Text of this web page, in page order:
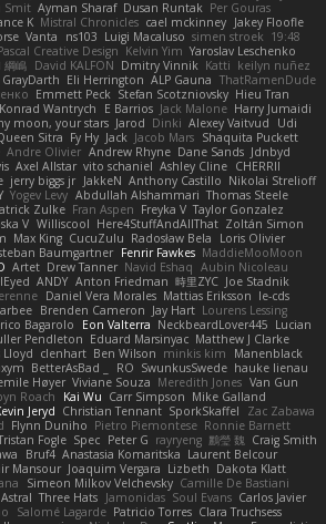
Smit Ayman Sharaf Dusan Runtak Per Gouras
K Mistral Chronicles cael mckinney Jakey Floofle
Vanta ns103 Luigi Macaluso simen stroek 19:48
Creative Design Kelvin Yim Yaroslav Leschenko
綱嶋 David KALFON Dmitry Vinnik Katti keilyn nuñez
GrayDarth Eli Herrington ALP Gauna ThatRamenDude
Emmett Peck Stefan Scotzniovsky Hieu Tran
Konrad Wantrych E Barrios Jack Malone Harry Jumaidi
moon, your stars Jarod Dinki Alexey Vaitvud
Udi
Sitra Fy Hy Jack Jacob Mars Shaquita Puckett
Andre Olivier Andrew Rhyne Dane Sands Jdnbyd
Axel Allstar vito schaniel Ashley Cline CHERRII
jerry biggs jr JakkeN Anthony Castillo Nikolai Strelioff
Yogev Levy Abdullah Alshammari Thomas Steele
Zulke Fran Aspen Freyka V Taylor Gonzalez
V Williscool Here4StuffAndAllThat Zoltán Simon
Max King CucuZulu Radosław Bela
Loris Olivier
Baumgartner Fenrir Fawkes MaddieMooMoon
Artet Drew Tanner Navid Eshaq Aubin Nicoleau
ANDY Anton Friedman 時里ZYC Joe Stadnik
Daniel Vera Morales Mattias Eriksson le-cds
Brenden Cameron Jay Hart Lourens Lessing
Bagarolo Eon Valterra NeckbeardLover445 Lucian
Pendleton Eduard Marsinyac Matthew J Clarke
Lloyd clenhart Ben Wilson minkis kim
Manenblack
BetterAsBad _ RO SwunkusSwede hauke lienau
Høyer Viviane Souza Meredith Jones Van Gun
Roach Kai Wu Carr Simpson Mike Galland
Jeryd Christian Tennant SporkSkaffel
Zac Zabawa
Flynn Duniho Pietro Piemontese Ronnie Barnett
Fogle Spec Peter G rayryeng 鸝瑩 魏 Craig Smith
Bruf4 Anastasia Komaritska Laurent Belcour
Mansour Joaquim Vergara Lizbeth Dakota Klatt
Simeon Milkov Velchevsky Camille De Bastiani
Three Hats Jamonidas Soul Evans Carlos Javier
Salomé Lagarde Patricio Torres Clara Truchsess